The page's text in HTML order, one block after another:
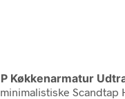
Køkkenarmatur